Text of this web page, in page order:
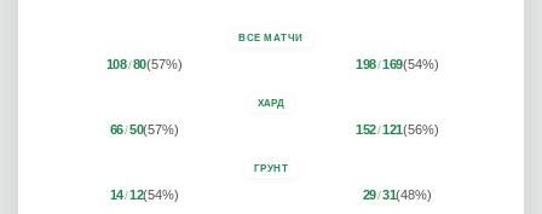
108/80(57%)
ВСЕ МАТЧИ
198/169(54%)
66/50(57%)
ХАРД
152/121(56%)
14/12(54%)
ГРУНТ
29/31(48%)